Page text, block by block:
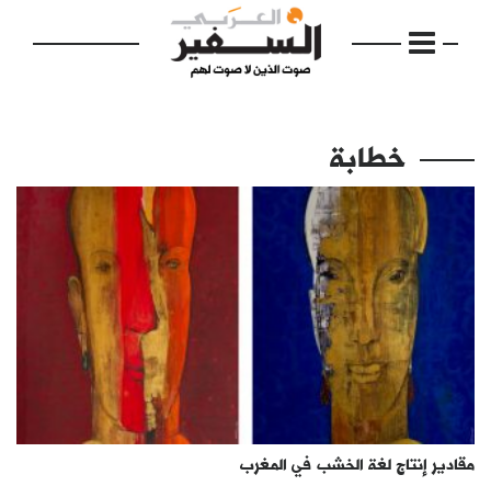
الرئيسية
مواضيع
إفتتاحية
بالصورة
خطابة
مقادير إنتاج لغة الخشب في المغرب